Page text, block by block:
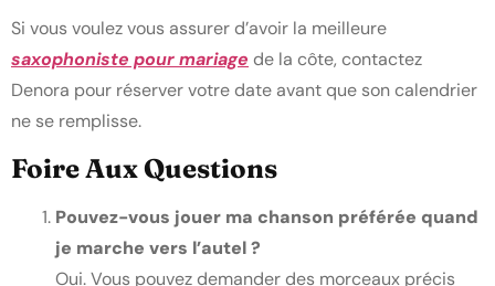
Si vous voulez vous assurer d’avoir la meilleure
saxophoniste pour mariage de la côte, contactez
Denora pour réserver votre date avant que son calendrier
ne se remplisse.
Foire Aux Questions
Pouvez-vous jouer ma chanson préférée quand
je marche vers l’autel ?
Oui. Vous pouvez demander des morceaux précis